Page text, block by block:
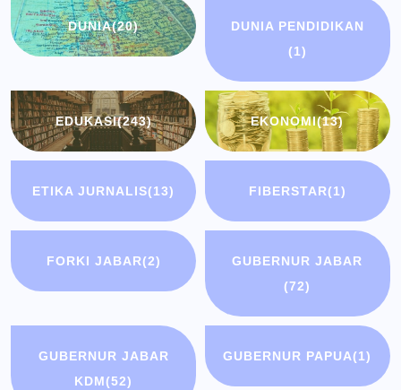
DUNIA(20)
DUNIA PENDIDIKAN
(1)
EDUKASI(243) EKONOMI(13)
ETIKA JURNALIS(13) FIBERSTAR(1)
FORKI JABAR(2)
GUBERNUR JABAR
(72)
GUBERNUR JABAR
KDM(52)
GUBERNUR PAPUA(1)